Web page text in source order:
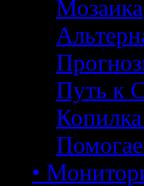
Мозаика
Путь к
•